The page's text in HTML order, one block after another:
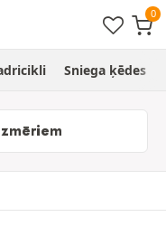
Sniega ķēdes